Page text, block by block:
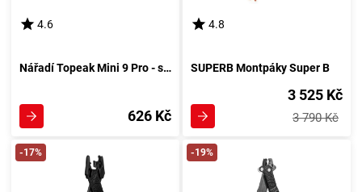
4.6
Nářadí Topeak Mini 9 Pro - stříbrné
626 Kč
4.8
SUPERB Montpáky Super B
3 525 Kč
3 790 Kč
-17% -19%